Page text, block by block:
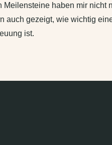
Meilensteine haben mir nicht
auch gezeigt, wie wichtig
ist.